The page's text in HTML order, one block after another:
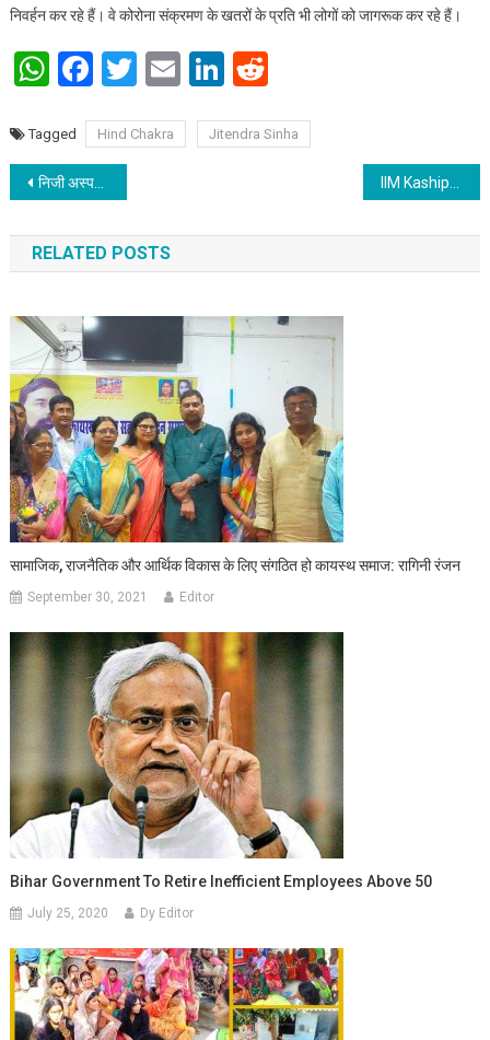
निवर्हन कर रहे हैं। वे कोरोना संक्रमण के खतरों के प्रति भी लोगों को जागरूक कर रहे हैं।
WhatsApp
Facebook
Twitter
EmailLinkedIn
Reddit
Tagged Hind Chakra Jitendra Sinha
Post navigation
निजी अस्पतालों में ऑक्सीजन की समुचित व्यवस्था करें सरकार : डॉ संतोष कुमार
RELATED POSTS
सामाजिक, राजनैतिक और आर्थिक विकास के लिए संगठित हो कायस्थ समाज: रागिनी रंजन
September 30, 2021 Editor
Bihar Government To Retire Inefficient Employees Above 50
July 25, 2020 Dy Editor